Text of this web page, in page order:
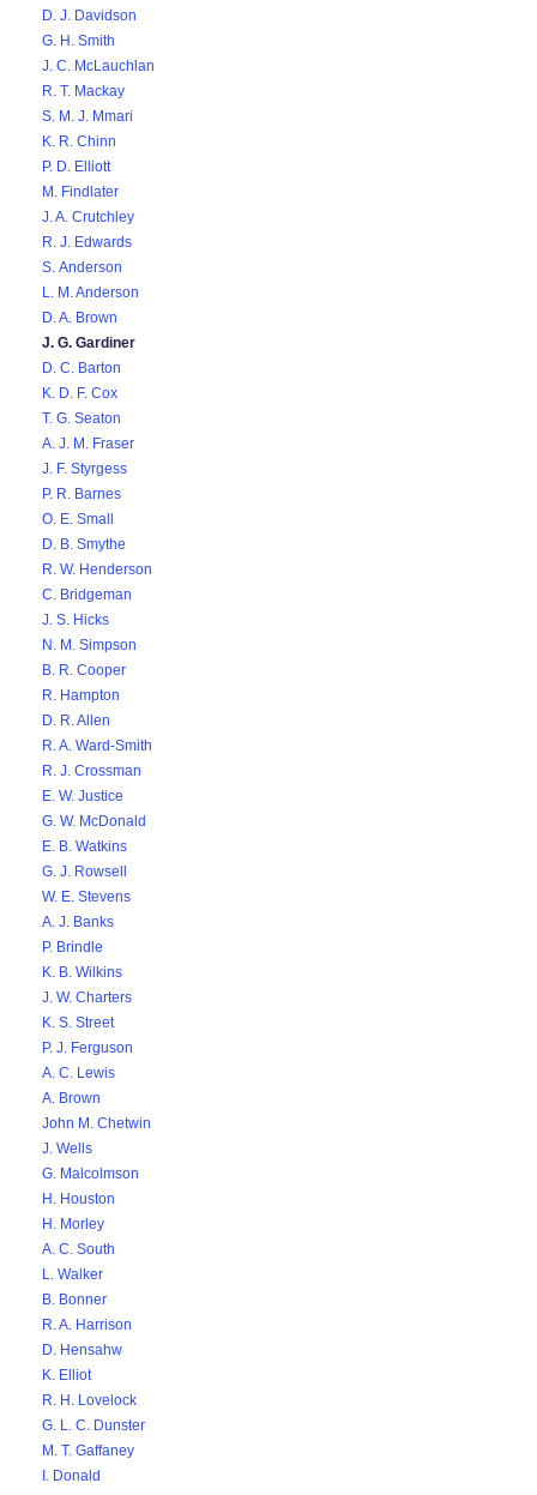
D. J. Davidson
G. H. Smith
J. C. McLauchlan
R. T. Mackay
S. M. J. Mmari
K. R. Chinn
P. D. Elliott
M. Findlater
J. A. Crutchley
R. J. Edwards
S. Anderson
L. M. Anderson
D. A. Brown
J. G. Gardiner
D. C. Barton
K. D. F. Cox
T. G. Seaton
A. J. M. Fraser
J. F. Styrgess
P. R. Barnes
O. E. Small
D. B. Smythe
R. W. Henderson
C. Bridgeman
J. S. Hicks
N. M. Simpson
B. R. Cooper
R. Hampton
D. R. Allen
R. A. Ward-Smith
R. J. Crossman
E. W. Justice
G. W. McDonald
E. B. Watkins
G. J. Rowsell
W. E. Stevens
A. J. Banks
P. Brindle
K. B. Wilkins
J. W. Charters
K. S. Street
P. J. Ferguson
A. C. Lewis
A. Brown
John M. Chetwin
J. Wells
G. Malcolmson
H. Houston
H. Morley
A. C. South
L. Walker
B. Bonner
R. A. Harrison
D. Hensahw
K. Elliot
R. H. Lovelock
G. L. C. Dunster
M. T. Gaffaney
I. Donald